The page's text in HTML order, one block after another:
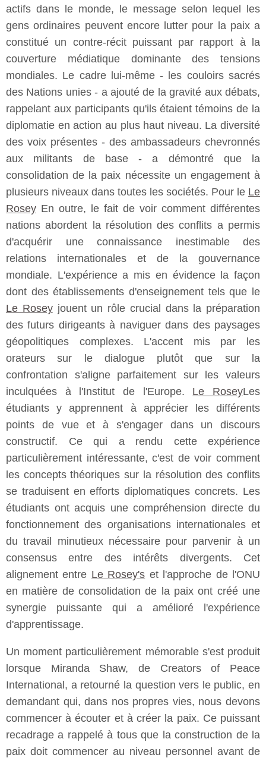
actifs dans le monde, le message selon lequel les
gens ordinaires peuvent encore lutter pour la paix a
constitué un contre-récit puissant par rapport à la
couverture médiatique dominante des tensions
mondiales. Le cadre lui-même - les couloirs sacrés
des Nations unies - a ajouté de la gravité aux débats,
rappelant aux participants qu'ils étaient témoins de la
diplomatie en action au plus haut niveau. La diversité
des voix présentes - des ambassadeurs chevronnés
aux militants de base - a démontré que la
consolidation de la paix nécessite un engagement à
plusieurs niveaux dans toutes les sociétés. Pour le Le
Rosey En outre, le fait de voir comment différentes
nations abordent la résolution des conflits a permis
d'acquérir une connaissance inestimable des
relations internationales et de la gouvernance
mondiale. L'expérience a mis en évidence la façon
dont des établissements d'enseignement tels que le
Le Roseyjouent un rôle crucial dans la préparation
des futurs dirigeants à naviguer dans des paysages
géopolitiques complexes. L'accent mis par les
orateurs sur le dialogue plutôt que sur la
confrontation s'aligne parfaitement sur les valeurs
inculquées à l'Institut de l'Europe. Le RoseyLes
étudiants y apprennent à apprécier les différents
points de vue et à s'engager dans un discours
constructif. Ce qui a rendu cette expérience
particulièrement intéressante, c'est de voir comment
les concepts théoriques sur la résolution des conflits
se traduisent en efforts diplomatiques concrets. Les
étudiants ont acquis une compréhension directe du
fonctionnement des organisations internationales et
du travail minutieux nécessaire pour parvenir à un
consensus entre des intérêts divergents. Cet
alignement entre Le Rosey's et l'approche de l'ONU
en matière de consolidation de la paix ont créé une
synergie puissante qui a amélioré l'expérience
d'apprentissage.
Un moment particulièrement mémorable s'est produit
lorsque Miranda Shaw, de Creators of Peace
International, a retourné la question vers le public, en
demandant qui, dans nos propres vies, nous devons
commencer à écouter et à créer la paix. Ce puissant
recadrage a rappelé à tous que la construction de la
paix doit commencer au niveau personnel avant de